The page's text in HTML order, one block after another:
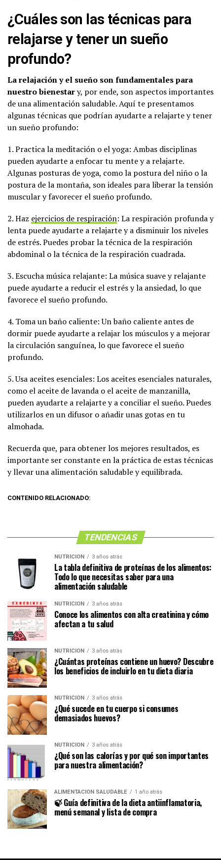
¿Cuáles son las técnicas para
relajarse y tener un sueño
profundo?
La relajación y el sueño son fundamentales para
nuestro bienestary, por ende, son aspectos importantes
de una alimentación saludable. Aquí te presentamos
algunas técnicas que podrían ayudarte a relajarte y tener
un sueño profundo:
1. Practica la meditación o el yoga: Ambas disciplinas
pueden ayudarte a enfocar tu mente y a relajarte.
Algunas posturas de yoga, como la postura del niño o la
postura de la montaña, son ideales para liberar la tensión
muscular y favorecer el sueño profundo.
2. Haz ejercicios de respiración: La respiración profunda y
lenta puede ayudarte a relajarte y a disminuir los niveles
de estrés. Puedes probar la técnica de la respiración
abdominal o la técnica de la respiración cuadrada.
3. Escucha música relajante: La música suave y relajante
puede ayudarte a reducir el estrés y la ansiedad, lo que
favorece el sueño profundo.
4. Toma un baño caliente: Un baño caliente antes de
dormir puede ayudarte a relajar los músculos y a mejorar
la circulación sanguínea, lo que favorece el sueño
profundo.
5. Usa aceites esenciales: Los aceites esenciales naturales,
como el aceite de lavanda o el aceite de manzanilla,
pueden ayudarte a relajarte y a conciliar el sueño. Puedes
utilizarlos en un difusor o añadir unas gotas en tu
almohada.
Recuerda que, para obtener los mejores resultados, es
importante ser constante en la práctica de estas técnicas
y llevar una alimentación saludable y equilibrada.
CONTENIDO RELACIONADO:
TENDENCIAS
NUTRICIÓN 3 años atrás
La tabla definitiva de proteínas de los alimentos:
Todo lo que necesitas saber para una
alimentación saludable
NUTRICIÓN 3 años atrás
Conoce los alimentos con alta creatinina y cómo
afectan a tu salud
NUTRICIÓN 3 años atrás
¿Cuántas proteínas contiene un huevo? Descubre
los beneficios de incluirlo en tu dieta diaria
NUTRICIÓN 3 años atrás
¿Qué sucede en tu cuerpo si consumes
demasiados huevos?
NUTRICIÓN 3 años atrás
¿Qué son las calorías y por qué son importantes
para nuestra alimentación?
ALIMENTACIÓN SALUDABLE 1 año atrás
🍃 Guía definitiva de la dieta antiinflamatoria,
menú semanal y lista de compra